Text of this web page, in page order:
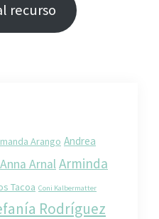
recurso
Arango Andrea
Anna ArnalArminda
Tacoa Coni Kalbermatter
Rodríguez